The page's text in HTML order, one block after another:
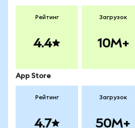
Рейтинг
4.4
Загрузок
10M+
App Store
Рейтинг
4.7
Загрузок
50M+